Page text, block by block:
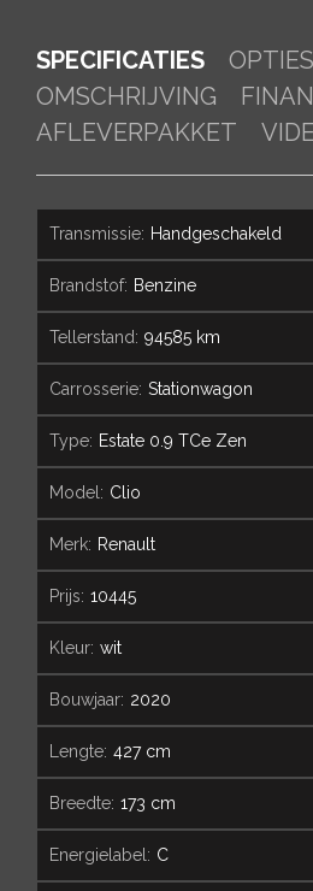
SPECIFICATIES
OPTIES
OMSCHRIJVING
AFLEVERPAKKET
transmissie: Handgeschakeld
brandstof: Benzine
tellerstand: 94585 km
carrosserie: Stationwagon
type: Estate 0.9 TCe Zen
model: Clio
merk: Renault
prijs: 10445
kleur: wit
bouwjaar: 2020
lengte: 427 cm
breedte: 173 cm
energielabel: C